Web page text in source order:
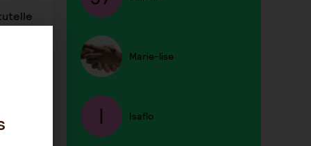
Marie-lise
Isaflo